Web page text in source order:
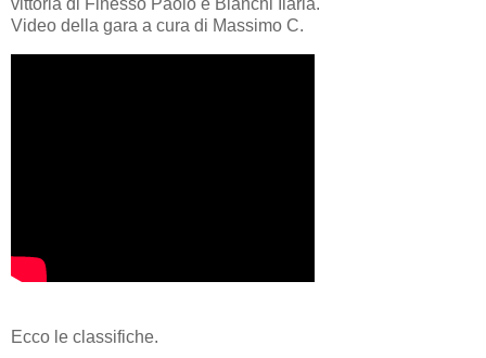
vittoria di Finesso Paolo e Bianchi Ilaria.
Video della gara a cura di Massimo C.
Ecco le classifiche.